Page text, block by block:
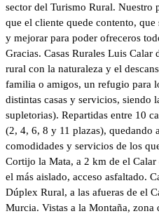
sector del Turismo Rural.
que el cliente quede contento,
y mejorar para poder ofreceros
Gracias. Casas Rurales Luis Calar
rural con la naturaleza y el
familia o amigos, un refugio para
distintas casas y servicios, siendo
supletorias). Repartidas entre 10
(2, 4, 6, 8 y 11 plazas), quedando
comodidades y servicios de los
Cortijo la Mata, a 2 km de el Calar
el más aislado, acceso asfaltado.
Dúplex Rural, a las afueras de el
Murcia. Vistas a la Montaña, zona